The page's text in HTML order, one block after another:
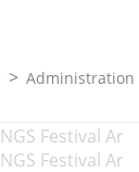
Administration